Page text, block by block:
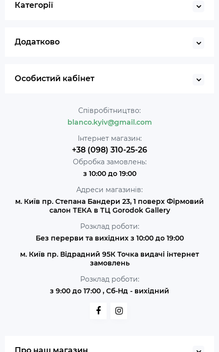
Категорії
Додатково
Особистий кабінет
Співробітництво:
blanco.kyiv@gmail.com
Інтернет магазин:
+38 (098) 310-25-26
Обробка замовлень:
з 10:00 до 19:00
Адреси магазинів:
м. Київ пр. Степана Бандери 23, 1 поверх Фірмовий
салон ТЕКА в ТЦ Gorodok Gallery
Розклад роботи:
Без перерви та вихідних з 10:00 до 19:00
м. Київ пр. Відрадний 95К Точка видачі інтернет
замовлень
Розклад роботи:
з 9:00 до 17:00 , Сб-Нд - вихідний